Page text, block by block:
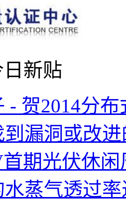
新贴
- 贺2014分
到漏洞或改
首期光伏休
水蒸气透过